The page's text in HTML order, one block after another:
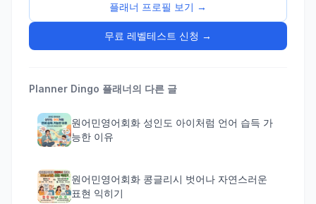
플래너 프로필 보기 →
무료 레벨테스트 신청 →
Planner Dingo 플래너의 다른 글
원어민영어회화 성인도 아이처럼 언어 습득 가
능한 이유
원어민영어회화 콩글리시 벗어나 자연스러운
표현 익히기